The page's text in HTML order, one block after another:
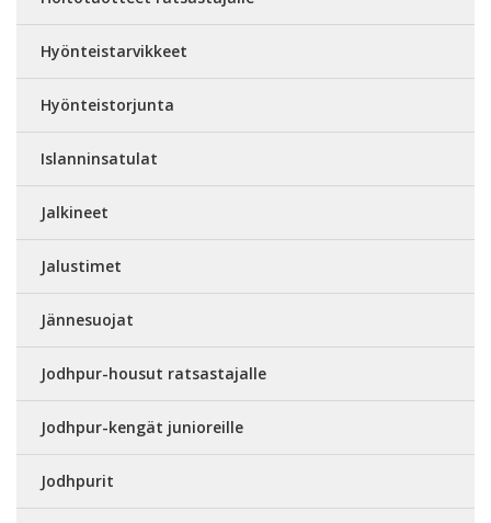
Hyönteistarvikkeet
Hyönteistorjunta
Islanninsatulat
Jalkineet
Jalustimet
Jännesuojat
Jodhpur-housut ratsastajalle
Jodhpur-kengät junioreille
Jodhpurit